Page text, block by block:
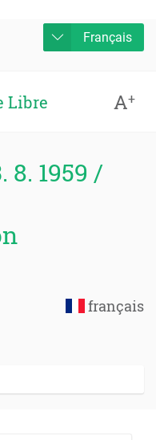
Français
Libre A+
8. 1959 /
français